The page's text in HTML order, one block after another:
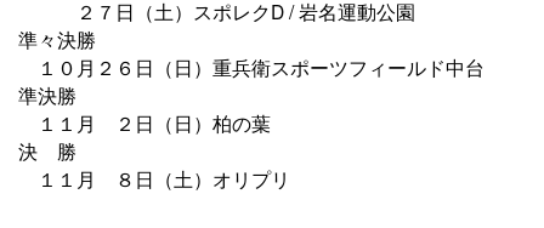
２７日（土）スポレクD / 岩名運動公園
準々決勝
１０月２６日（日） 重兵衛スポーツフィールド中台
準決勝
１１月 ２日（日）柏の葉
決 勝
１１月 ８日（土）オリプリ